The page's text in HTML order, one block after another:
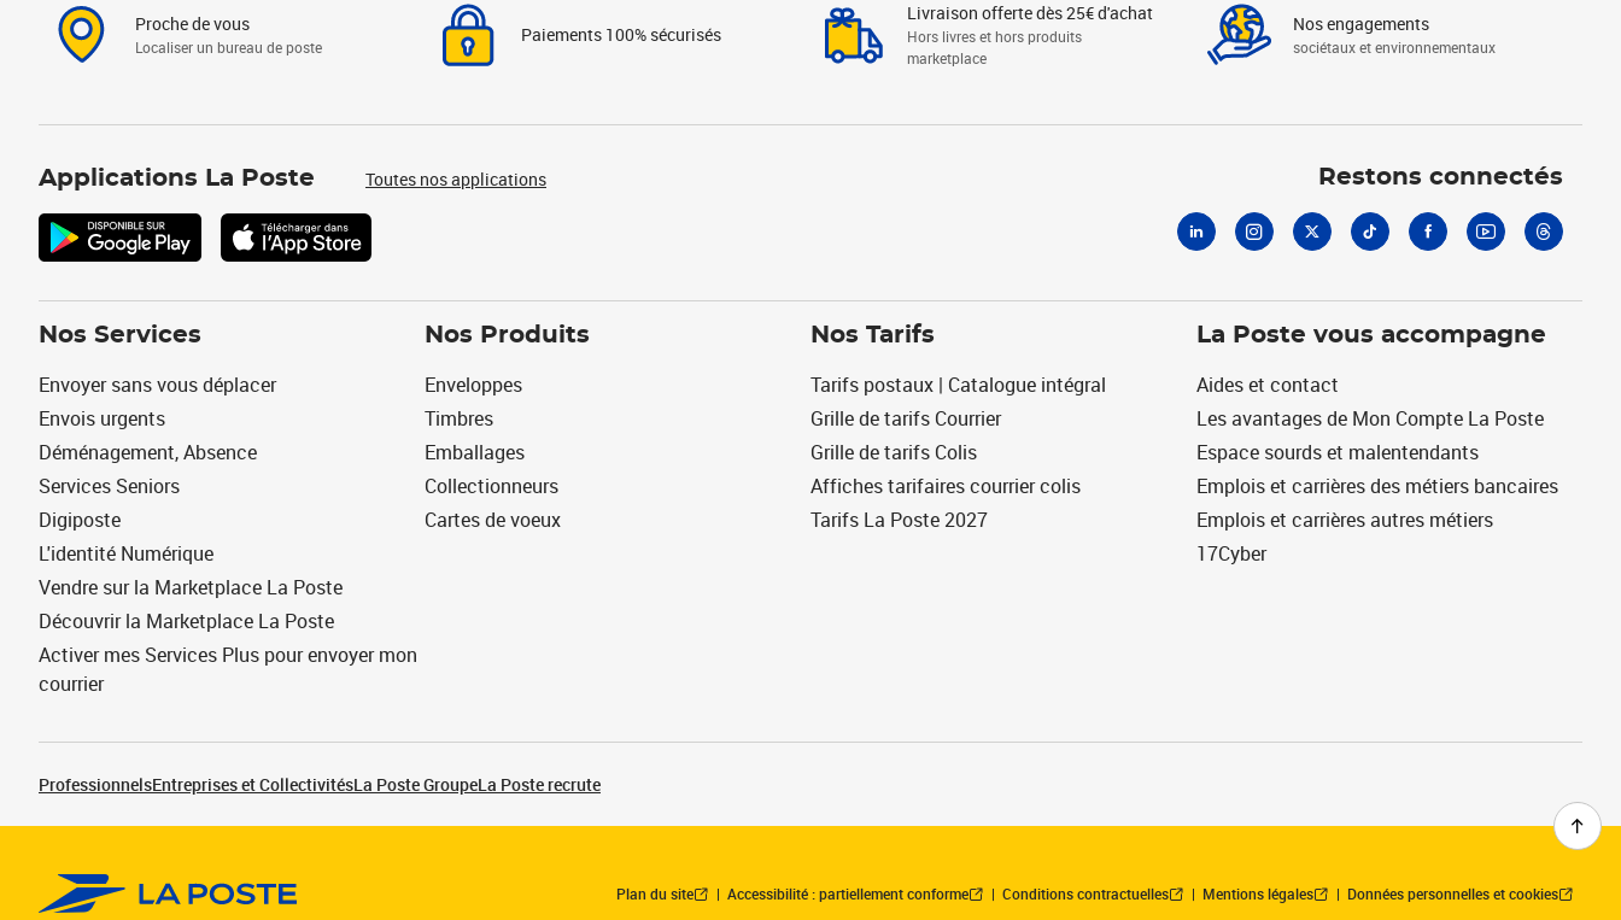
Proche de vous
Localiser un bureau de poste
Paiements 100% sécurisés
Livraison offerte dès 25€ d'achat
Hors livres et hors produits
marketplace
Nos engagements
sociétaux et environnementaux
Applications La Poste Toutes nos applications Restons connectés
Nos Services
Envoyer sans vous déplacer
Envois urgents
Déménagement, Absence
Services Seniors
Digiposte
L'identité Numérique
Vendre sur la Marketplace La Poste
Découvrir la Marketplace La Poste
Activer mes Services Plus pour envoyer mon
courrier
Nos Produits
Enveloppes
Timbres
Emballages
Collectionneurs
Cartes de voeux
Nos Tarifs
Tarifs postaux | Catalogue intégral
Grille de tarifs Courrier
Grille de tarifs Colis
Affiches tarifaires courrier colis
Tarifs La Poste 2027
La Poste vous accompagne
Aides et contact
Les avantages de Mon Compte La Poste
Espace sourds et malentendants
Emplois et carrières des métiers bancaires
Emplois et carrières autres métiers
17Cyber
ProfessionnelsEntreprises et CollectivitésLa Poste GroupeLa Poste recrute
Plan du site Accessibilité : partiellement conforme Conditions contractuelles Mentions légales Données personnelles et cookies